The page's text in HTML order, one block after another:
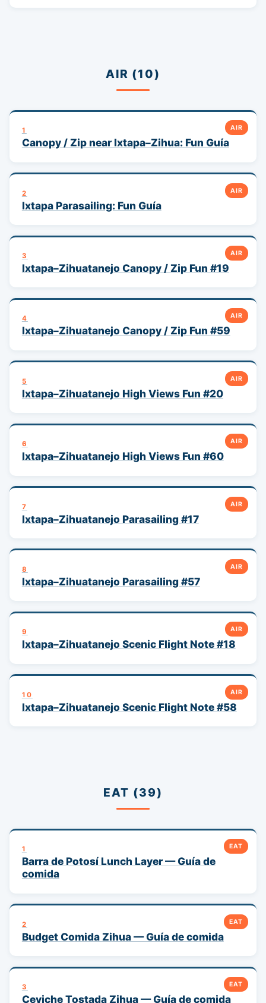
AIR (10)
AIR
1
Canopy / Zip near Ixtapa–Zihua: Fun Guía
AIR
2
Ixtapa Parasailing: Fun Guía
AIR
3
Ixtapa–Zihuatanejo Canopy / Zip Fun #19
AIR
4
Ixtapa–Zihuatanejo Canopy / Zip Fun #59
AIR
5
Ixtapa–Zihuatanejo High Views Fun #20
AIR
6
Ixtapa–Zihuatanejo High Views Fun #60
AIR
7
Ixtapa–Zihuatanejo Parasailing #17
AIR
8
Ixtapa–Zihuatanejo Parasailing #57
AIR
9
Ixtapa–Zihuatanejo Scenic Flight Note #18
AIR
10
Ixtapa–Zihuatanejo Scenic Flight Note #58
EAT (39)
EAT
1
Barra de Potosí Lunch Layer — Guía de
comida
EAT
2
Budget Comida Zihua — Guía de comida
EAT
3
Ceviche Tostada Zihua — Guía de comida